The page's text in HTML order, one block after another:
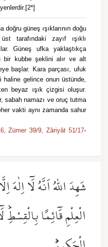
güneş ışıklarının doğu
tarafındaki zayıf ışıklı
Güneş ufka yaklaştıkça
bir kubbe şeklini alır ve alt
başlar. Kara parçası, ufuk
gelince onun üstünde,
beyaz ışık çizgisi oluşur.
sabah namazı ve oruç tutma
vakti aynı zamanda sahur
Zümer 39/9, Zâriyât 51/17-
شَهِدَ اللّٰهُ اَنَّهُ لَٓا اِلٰهَ
الْعِلْمِ قَٓائِمًا بِالْقِسْطِۜ